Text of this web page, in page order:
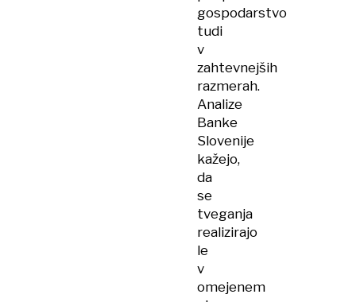
gospodarstvo
tudi
v
zahtevnejših
razmerah.
Analize
Banke
Slovenije
kažejo,
da
se
tveganja
realizirajo
le
v
omejenem